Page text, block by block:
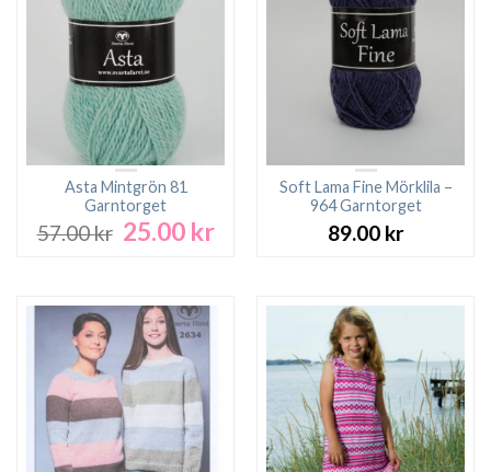
Asta Mintgrön 81
Garntorget
57.00kr Det
57.00 kr.
25.00 krDet
25.00 kr.
Soft Lama Fine Mörklila –
964 Garntorget
89.00 kr